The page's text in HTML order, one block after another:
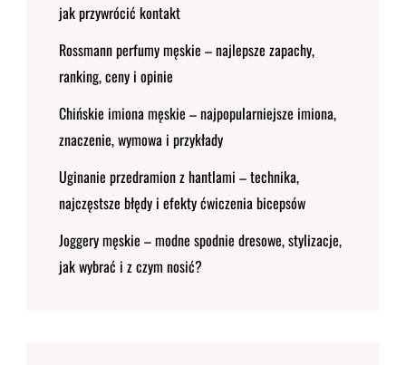
jak przywrócić kontakt
Rossmann perfumy męskie – najlepsze zapachy,
ranking, ceny i opinie
Chińskie imiona męskie – najpopularniejsze imiona,
znaczenie, wymowa i przykłady
Uginanie przedramion z hantlami – technika,
najczęstsze błędy i efekty ćwiczenia bicepsów
Joggery męskie – modne spodnie dresowe, stylizacje,
jak wybrać i z czym nosić?